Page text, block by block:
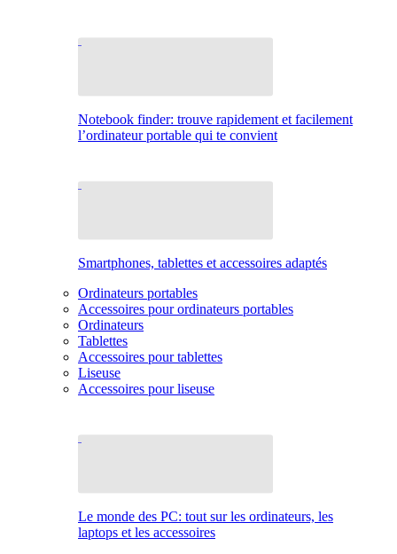
Notebook finder: trouve rapidement et facilement
l’ordinateur portable qui te convient
Smartphones, tablettes et accessoires adaptés
Ordinateurs portables
Accessoires pour ordinateurs portables
Ordinateurs
Tablettes
Accessoires pour tablettes
Liseuse
Accessoires pour liseuse
Le monde des PC: tout sur les ordinateurs, les
laptops et les accessoires